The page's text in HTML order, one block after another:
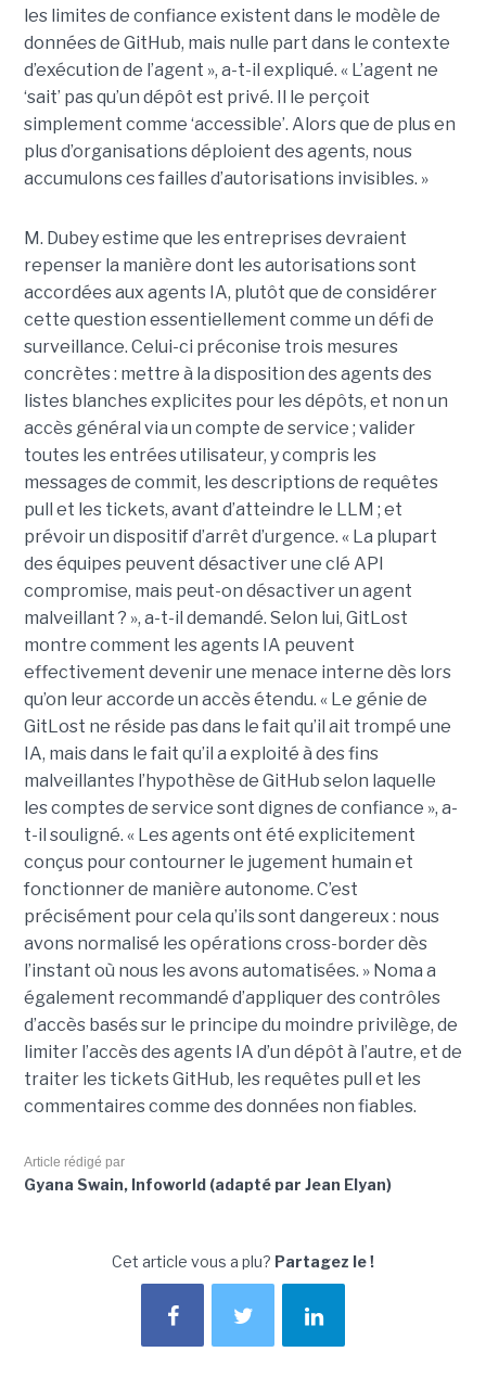
les limites de confiance existent dans le modèle de
données de GitHub, mais nulle part dans le contexte
d’exécution de l’agent », a-t-il expliqué. « L’agent ne
‘sait’ pas qu’un dépôt est privé. Il le perçoit
simplement comme ‘accessible’. Alors que de plus en
plus d’organisations déploient des agents, nous
accumulons ces failles d’autorisations invisibles. »
M. Dubey estime que les entreprises devraient
repenser la manière dont les autorisations sont
accordées aux agents IA, plutôt que de considérer
cette question essentiellement comme un défi de
surveillance. Celui-ci préconise trois mesures
concrètes : mettre à la disposition des agents des
listes blanches explicites pour les dépôts, et non un
accès général via un compte de service ; valider
toutes les entrées utilisateur, y compris les
messages de commit, les descriptions de requêtes
pull et les tickets, avant d’atteindre le LLM ; et
prévoir un dispositif d’arrêt d’urgence. « La plupart
des équipes peuvent désactiver une clé API
compromise, mais peut-on désactiver un agent
malveillant ? », a-t-il demandé. Selon lui, GitLost
montre comment les agents IA peuvent
effectivement devenir une menace interne dès lors
qu’on leur accorde un accès étendu. « Le génie de
GitLost ne réside pas dans le fait qu’il ait trompé une
IA, mais dans le fait qu’il a exploité à des fins
malveillantes l’hypothèse de GitHub selon laquelle
les comptes de service sont dignes de confiance », a-
t-il souligné. « Les agents ont été explicitement
conçus pour contourner le jugement humain et
fonctionner de manière autonome. C’est
précisément pour cela qu’ils sont dangereux : nous
avons normalisé les opérations cross-border dès
l’instant où nous les avons automatisées. » Noma a
également recommandé d’appliquer des contrôles
d’accès basés sur le principe du moindre privilège, de
limiter l’accès des agents IA d’un dépôt à l’autre, et de
traiter les tickets GitHub, les requêtes pull et les
commentaires comme des données non fiables.
Article rédigé par
Gyana Swain, Infoworld (adapté par Jean Elyan)
Cet article vous a plu? Partagez le !